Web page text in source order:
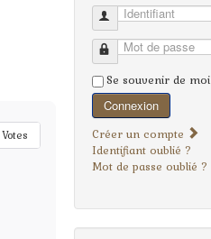
Votes
Identifiant
Mot de passe
Se souvenir de moi
Connexion
Créer un compte
Identifiant oublié ?
Mot de passe oublié ?